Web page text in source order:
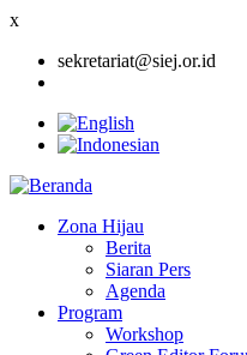
x
sekretariat@siej.or.id
navigation
Zona Hijau
Berita
Siaran Pers
Agenda
Program
Workshop